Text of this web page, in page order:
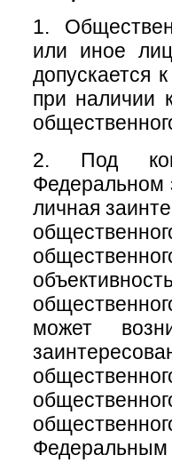
1.
или иное
допускается
при наличии
2. Под
Федеральном
личная
может
Федеральным